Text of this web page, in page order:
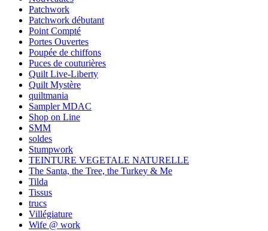
Patchwork
Patchwork débutant
Point Compté
Portes Ouvertes
Poupée de chiffons
Puces de couturières
Quilt Live-Liberty
Quilt Mystère
quiltmania
Sampler MDAC
Shop on Line
SMM
soldes
Stumpwork
TEINTURE VEGETALE NATURELLE
The Santa, the Tree, the Turkey & Me
Tilda
Tissus
trucs
Villégiature
Wife @ work